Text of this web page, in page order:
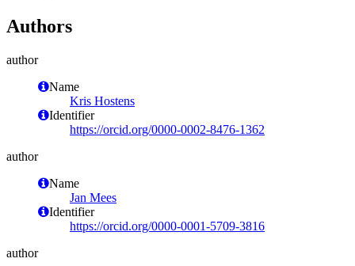
Authors
author
Name
Kris Hostens
Identifier
https://orcid.org/0000-0002-8476-1362
author
Name
Jan Mees
Identifier
https://orcid.org/0000-0001-5709-3816
author